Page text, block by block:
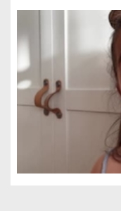
Gestión de cookies
Utilizamos cookies